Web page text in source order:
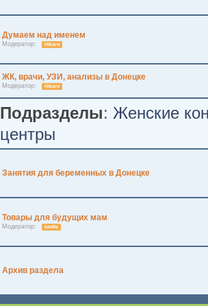
Думаем над именем
Модератор: Hikaru
ЖК, врачи, УЗИ, анализы в Донецке
Модератор: Hikaru
Подразделы: Женские
центры
Занятия для беременных в Донецке
Товары для будущих мам
Модератор: ionifie
Архив раздела